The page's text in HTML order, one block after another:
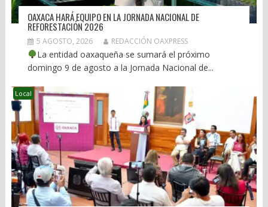
OAXACA HARÁ EQUIPO EN LA JORNADA NACIONAL DE
REFORESTACIÓN 2026
5 AGOSTO, 2026 REDACCIÓN OAXPRESS
La entidad oaxaqueña se sumará el próximo
domingo 9 de agosto a la Jornada Nacional de...
Local